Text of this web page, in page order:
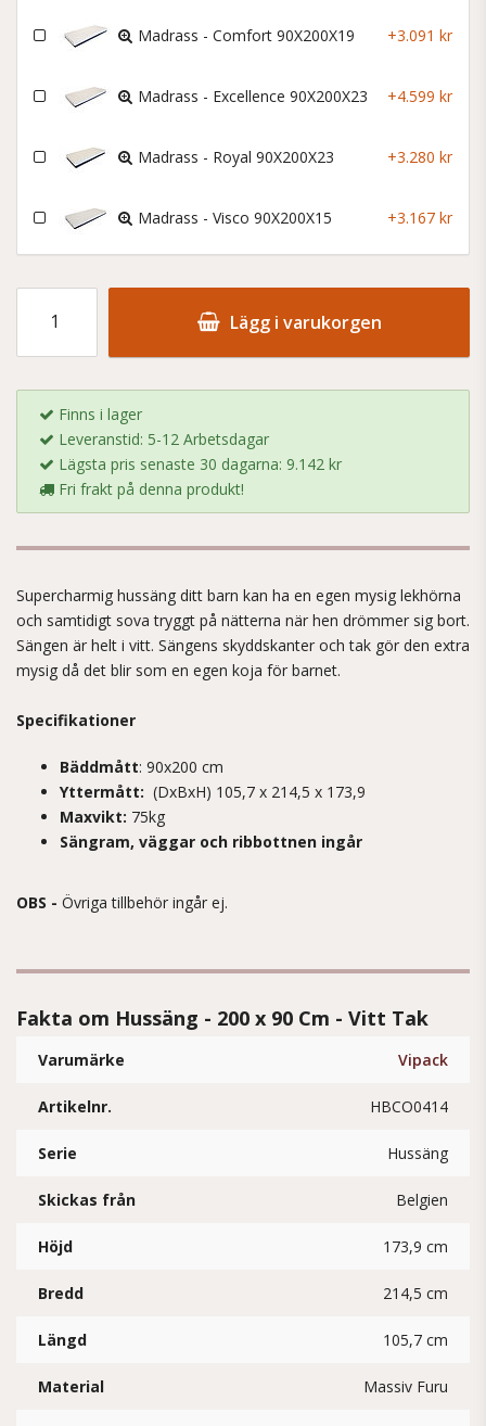
Madrass - Comfort 90X200X19 +3.091 kr
Madrass - Excellence 90X200X23 +4.599 kr
Madrass - Royal 90X200X23 +3.280 kr
Madrass - Visco 90X200X15 +3.167 kr
Lägg i varukorgen
Finns i lager
Leveranstid: 5-12 Arbetsdagar
Lägsta pris senaste 30 dagarna: 9.142 kr
Fri frakt på denna produkt!
Supercharmig hussäng ditt barn kan ha en egen mysig lekhörna
och samtidigt sova tryggt på nätterna när hen drömmer sig bort.
Sängen är helt i vitt. Sängens skyddskanter och tak gör den extra
mysig då det blir som en egen koja för barnet.
Specifikationer
Bäddmått: 90x200 cm
Yttermått: (DxBxH) 105,7 x 214,5 x 173,9
Maxvikt: 75kg
Sängram, väggar och ribbottnen ingår
OBS - Övriga tillbehör ingår ej.
Fakta om Hussäng - 200 x 90 Cm - Vitt Tak
Varumärke Vipack
Artikelnr. HBCO0414
Serie Hussäng
Skickas från Belgien
Höjd 173,9 cm
Bredd 214,5 cm
Längd 105,7 cm
Material Massiv Furu